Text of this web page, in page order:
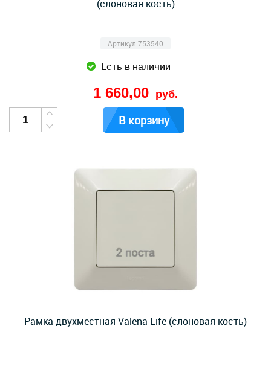
(слоновая кость)
Артикул 753540
Есть в наличии
1 660,00 руб.
В корзину
Рамка двухместная Valena Life (слоновая кость)